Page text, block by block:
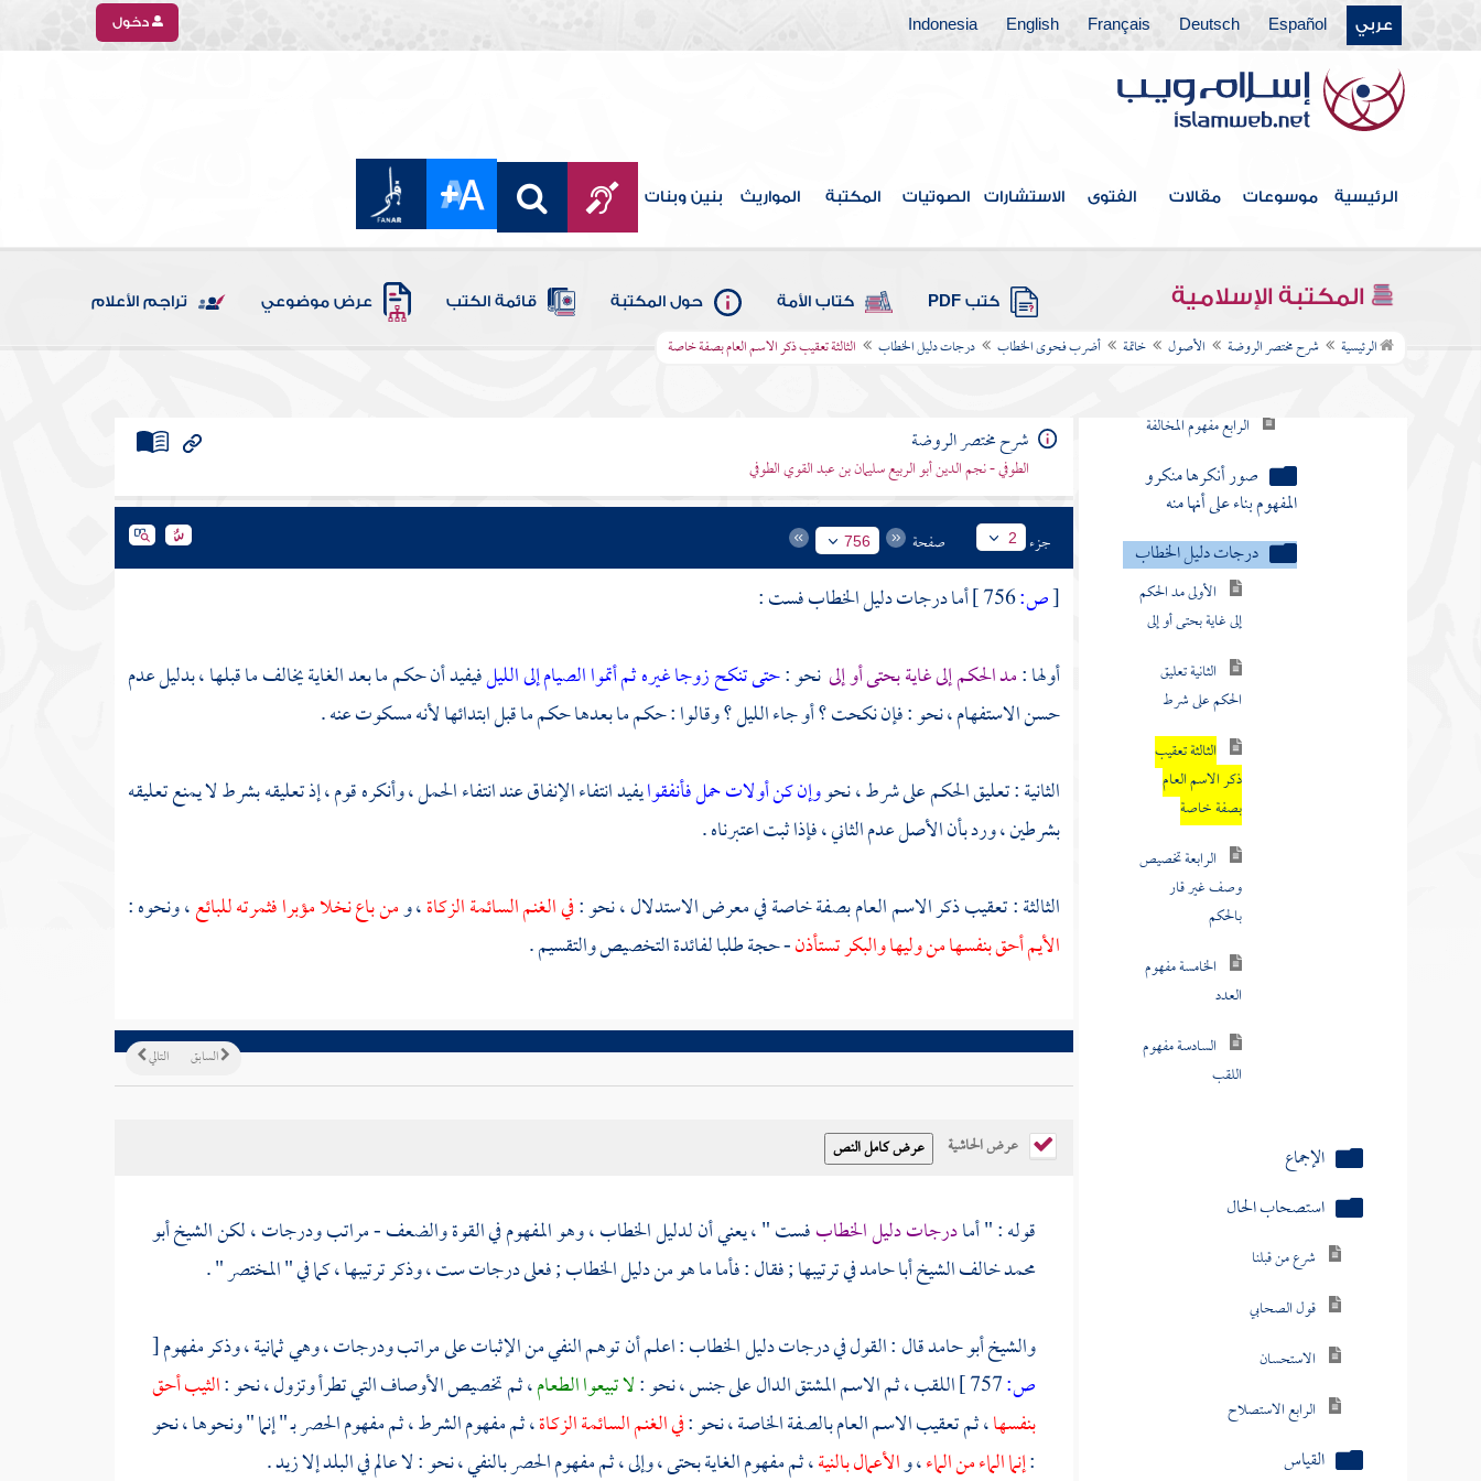
عربي Español
Deutsch
Français
English
Indonesia دخول
الرئيسية موسوعات مقالات الفتوى الاستشارات الصوتيات المكتبة المواريث بنين وبنات
المكتبة الإسلامية كتب PDF كتاب الأمة حول المكتبة قائمة الكتب عرض موضوعي تراجم الأعلام
الرئيسية شرح مختصر الروضة الأصول خاتمة أضرب فحوى الخطاب درجات دليل الخطاب الثالثة تعقيب ذكر الاسم العام بصفة خاصة
المجمل
المبين
خاتمة
أضرب فحوى الخطاب
الأول المقتضى
الثاني تعليل الحكم بما
الرابع مفهوم المخالفة
صور أنكرها منكرو
المفهوم بناء على أنها منه
درجات دليل الخطاب
الأولى مد الحكم
إلى غاية بحتى أو إلى
الثانية تعليق
الحكم على شرط
الثالثة تعقيب
ذكر الاسم العام
بصفة خاصة
الرابعة تخصيص
وصف غير قار
بالحكم
الخامسة مفهوم
العدد
السادسة مفهوم
اللقب
الإجماع
استصحاب الحال
شرع من قبلنا
قول الصحابي
الاستحسان
الرابع الاستصلاح
القياس
شرح مختصر الروضة
الطوفي - نجم الدين أبو الربيع سليمان بن عبد القوي الطوفي
جزء 2 صفحة 756
[ص:
أما درجات دليل الخطاب فست :
أولها :مد الحكم إلى غاية بحتى أو إلىنحو :حتى تنكح زوجا غيرهثم أتموا الصيام إلى الليلفيفيد أن حكم ما بعد الغاية يخالف ما قبلها ، بدليل عدم
حسن الاستفهام ، نحو : فإن نكحت ؟ أو جاء الليل ؟ وقالوا : حكم ما بعدها حكم ما قبل ابتدائها لأنه مسكوت عنه .
الثانية : تعليق الحكم على شرط ، نحووإن كن أولات حمل فأنفقوايفيد انتفاء الإنفاق عند انتفاء الحمل ، وأنكره قوم ، إذ تعليقه بشرط لا يمنع تعليقه
بشرطين ، ورد بأن الأصل عدم الثاني ، فإذا ثبت اعتبرناه .
الثالثة : تعقيب ذكر الاسم العام بصفة خاصة في معرض الاستدلال ، نحو :في الغنم السائمة الزكاة، ومن باع نخلا مؤبرا فثمرته للبائع، ونحوه :
الأيم أحق بنفسها من وليها والبكر تستأذن- حجة طلبا لفائدة التخصيص والتقسيم .
التالي السابق
عرض الحاشية
قوله : " أمادرجات دليل الخطابفست " ، يعني أن لدليل الخطاب ، وهو المفهوم في القوة والضعف - مراتب ودرجات ، لكنالشيخ أبو
محمدخالفالشيخ أبا حامدفي ترتيبها ; فقال : فأما ما هو من دليل الخطاب ; فعلى درجات ست ، وذكر ترتيبها ، كما في " المختصر " .
والشيخ أبو حامدقال : القول في درجات دليل الخطاب : اعلم أن توهم النفي من الإثبات على مراتب ودرجات ، وهي ثمانية ، وذكر مفهوم[
ص:
اللقب ، ثم الاسم المشتق الدال على جنس ، نحو :لا تبيعوا الطعام، ثم تخصيص الأوصاف التي تطرأ وتزول ، نحو :الثيب أحق
بنفسها، ثم تعقيب الاسم العام بالصفة الخاصة ، نحو :في الغنم السائمة الزكاة، ثم مفهوم الشرط ، ثم مفهوم الحصر بـ " إنما " ونحوها ، نحو
:إنما الماء من الماء، والأعمال بالنية، ثم مفهوم الغاية بحتى ، وإلى ، ثم مفهوم الحصر بالنفي ، نحو : لا عالم في البلد إلا زيد .